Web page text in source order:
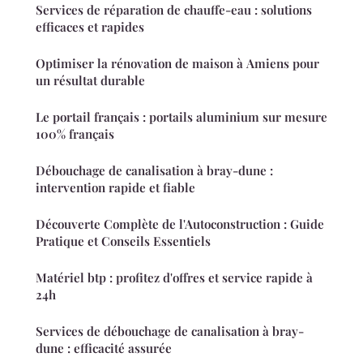
Services de réparation de chauffe-eau : solutions
efficaces et rapides
Optimiser la rénovation de maison à Amiens pour
un résultat durable
Le portail français : portails aluminium sur mesure
100% français
Débouchage de canalisation à bray-dune :
intervention rapide et fiable
Découverte Complète de l'Autoconstruction : Guide
Pratique et Conseils Essentiels
Matériel btp : profitez d'offres et service rapide à
24h
Services de débouchage de canalisation à bray-
dune : efficacité assurée